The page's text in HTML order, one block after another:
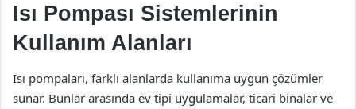
Isı Pompası Sistemlerinin
Kullanım Alanları
Isı pompaları, farklı alanlarda kullanıma uygun çözümler
sunar. Bunlar arasında ev tipi uygulamalar, ticari binalar ve